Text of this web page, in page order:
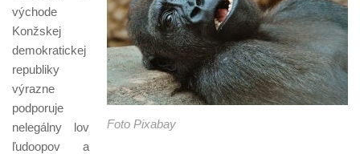
Foto Pixabay
východe
Konžskej
demokratickej
republiky
výrazne
podporuje
nelegálny lov
ľudoopov a